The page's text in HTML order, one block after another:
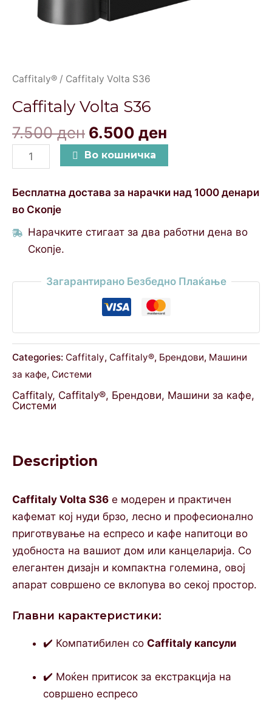
Caffitaly® / Caffitaly Volta S36
Caffitaly Volta S36
7.500ден 6.500 ден
Во кошничка
Бесплатна достава за нарачки над 1000 денари
во Скопје
Нарачките стигаат за два работни дена во
Скопје.
Загарантирано Безбедно Плаќање
Categories: Caffitaly, Caffitaly®, Брендови, Машини
за кафе, Системи
Caffitaly, Caffitaly®, Брендови, Машини за кафе,
Системи
Description
Caffitaly Volta S36 е модерен и практичен
кафемат кој нуди брзо, лесно и професионално
приготвување на еспресо и кафе напитoци во
удобноста на вашиот дом или канцеларија. Со
елегантен дизајн и компактна големина, овој
апарат совршено се вклопува во секој простор.
Главни карактеристики:
✔️ Компатибилен со Caffitaly капсули
✔️ Моќен притисок за екстракција на
совршено еспресо